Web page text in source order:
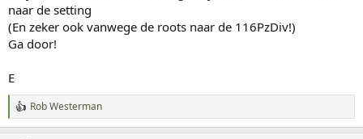
naar de setting
(En zeker ook vanwege de roots naar de 116PzDiv!)
Ga door!
E
W
a
Rob Westerman